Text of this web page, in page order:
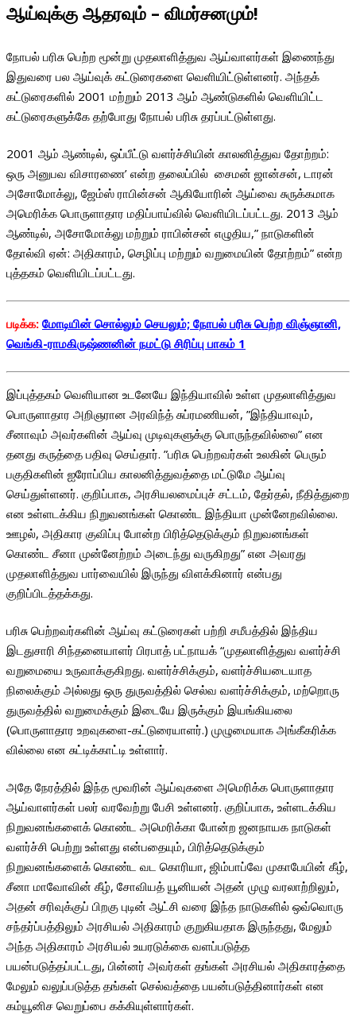
ஆய்வுக்குஆதரவும் – விமர்சனமும்!
நோபல் பரிசு பெற்ற மூன்று முதலாளித்துவ ஆய்வாளர்கள் இணைந்து
இதுவரை பல ஆய்வுக் கட்டுரைகளை வெளியிட்டுள்ளனர். அந்தக்
கட்டுரைகளில் 2001 மற்றும் 2013 ஆம் ஆண்டுகளில் வெளியிட்ட
கட்டுரைகளுக்கே தற்போது நோபல் பரிசு தரப்பட்டுள்ளது.
2001 ஆம் ஆண்டில், ஒப்பீட்டு வளர்ச்சியின் காலனித்துவ தோற்றம்:
ஒரு அனுபவ விசாரணை’ என்ற தலைப்பில் சைமன் ஜான்சன், டாரன்
அசோமோக்லு, ஜேம்ஸ் ராபின்சன் ஆகியோரின் ஆய்வை சுருக்கமாக
அமெரிக்க பொருளாதார மதிப்பாய்வில் வெளியிடப்பட்டது. 2013 ஆம்
ஆண்டில், அசோமோக்லு மற்றும் ராபின்சன் எழுதிய,” நாடுகளின்
தோல்வி ஏன்: அதிகாரம், செழிப்பு மற்றும் வறுமையின் தோற்றம்” என்ற
புத்தகம் வெளியிடப்பட்டது.
படிக்க: மோடியின் சொல்லும் செயலும்; நோபல் பரிசு பெற்ற விஞ்ஞானி,
வெங்கி-ராமகிருஷ்ணனின் நமட்டு சிரிப்பு பாகம் 1
இப்புத்தகம் வெளியான உடனேயே இந்தியாவில் உள்ள முதலாளித்துவ
பொருளாதார அறிஞரான அரவிந்த் சுப்ரமணியன், ”இந்தியாவும்,
சீனாவும் அவர்களின் ஆய்வு முடிவுகளுக்கு பொருந்தவில்லை” என
தனது கருத்தை பதிவு செய்தார். ”பரிசு பெற்றவர்கள் உலகின் பெரும்
பகுதிகளின் ஐரோப்பிய காலனித்துவத்தை மட்டுமே ஆய்வு
செய்துள்ளனர். குறிப்பாக, அரசியலமைப்புச் சட்டம், தேர்தல், நீதித்துறை
என உள்ளடக்கிய நிறுவனங்கள் கொண்ட இந்தியா முன்னேறவில்லை.
ஊழல், அதிகார குவிப்பு போன்ற பிரித்தெடுக்கும் நிறுவனங்கள்
கொண்ட சீனா முன்னேற்றம் அடைந்து வருகிறது” என அவரது
முதலாளித்துவ பார்வையில் இருந்து விளக்கினார் என்பது
குறிப்பிடத்தக்கது.
பரிசு பெற்றவர்களின் ஆய்வு கட்டுரைகள் பற்றி சமீபத்தில் இந்திய
இடதுசாரி சிந்தனையாளர் பிரபாத் பட்நாயக் “முதலாளித்துவ வளர்ச்சி
வறுமையை உருவாக்குகிறது. வளர்ச்சிக்கும், வளர்ச்சியடையாத
நிலைக்கும் அல்லது ஒரு துருவத்தில் செல்வ வளர்ச்சிக்கும், மற்றொரு
துருவத்தில் வறுமைக்கும் இடையே இருக்கும் இயங்கியலை
(பொருளாதார உறவுகளை-கட்டுரையாளர்.) முழுமையாக அங்கீகரிக்க
வில்லை என சுட்டிக்காட்டி உள்ளார்.
அதே நேரத்தில் இந்த மூவரின் ஆய்வுகளை அமெரிக்க பொருளாதார
ஆய்வாளர்கள் பலர் வரவேற்று பேசி உள்ளனர். குறிப்பாக, உள்ளடக்கிய
நிறுவனங்களைக் கொண்ட அமெரிக்கா போன்ற ஜனநாயக நாடுகள்
வளர்ச்சி பெற்று உள்ளது என்பதையும், பிரித்தெடுக்கும்
நிறுவனங்களைக் கொண்ட வட கொரியா, ஜிம்பாப்வே முகாபேயின் கீழ்,
சீனா மாவோவின் கீழ், சோவியத் யூனியன் அதன் முழு வரலாற்றிலும்,
அதன் சரிவுக்குப் பிறகு புடின் ஆட்சி வரை இந்த நாடுகளில் ஒவ்வொரு
சந்தர்ப்பத்திலும் அரசியல் அதிகாரம் குறுகியதாக இருந்தது, மேலும்
அந்த அதிகாரம் அரசியல் உயரடுக்கை வளப்படுத்த
பயன்படுத்தப்பட்டது, பின்னர் அவர்கள் தங்கள் அரசியல் அதிகாரத்தை
மேலும் வலுப்படுத்த தங்கள் செல்வத்தை பயன்படுத்தினார்கள் என
கம்யூனிச வெறுப்பை கக்கியுள்ளார்கள்.